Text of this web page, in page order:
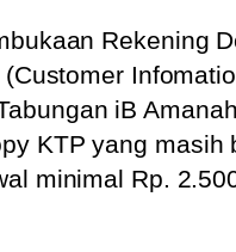
Rekening
iB
KTP yang masih
minimal Rp.